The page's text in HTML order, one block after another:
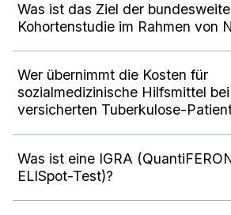
Was ist das Ziel der
Kohortenstudie im Rahmen von
Wer übernimmt die Kosten für
sozialmedizinische Hilfsmittel
versicherten Tuberkulose-
Was ist eine IGRA
ELISpot-Test)?